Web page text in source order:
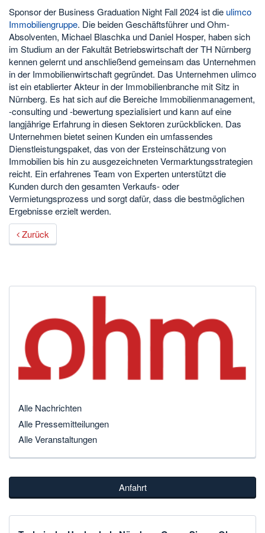
Sponsor der Business Graduation Night Fall 2024 ist die ulimco
Immobiliengruppe. Die beiden Geschäftsführer und Ohm-
Absolventen, Michael Blaschka und Daniel Hosper, haben sich
im Studium an der Fakultät Betriebswirtschaft der TH Nürnberg
kennen gelernt und anschließend gemeinsam das Unternehmen
in der Immobilienwirtschaft gegründet. Das Unternehmen ulimco
ist ein etablierter Akteur in der Immobilienbranche mit Sitz in
Nürnberg. Es hat sich auf die Bereiche Immobilienmanagement,
-consulting und -bewertung spezialisiert und kann auf eine
langjährige Erfahrung in diesen Sektoren zurückblicken. Das
Unternehmen bietet seinen Kunden ein umfassendes
Dienstleistungspaket, das von der Ersteinschätzung von
Immobilien bis hin zu ausgezeichneten Vermarktungsstrategien
reicht. Ein erfahrenes Team von Experten unterstützt die
Kunden durch den gesamten Verkaufs- oder
Vermietungsprozess und sorgt dafür, dass die bestmöglichen
Ergebnisse erzielt werden.
Zurück
Alle Nachrichten
Alle Pressemitteilungen
Alle Veranstaltungen
Anfahrt